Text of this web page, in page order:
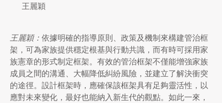
王麗穎
王麗穎： 依據明確的指導原則、政策及機制來構建管治框
架，可為家族提供穩定根基與行動共識，而有時可採用家
族憲章的形式制定框架。有效的管治框架不僅能增強家族
成員之間的溝通、大幅降低糾紛風險，並建立了解決衝突
的途徑。設計框架時，應確保該框架具有足夠靈活性，以
應對未來變化，最好也能納入新生代的觀點。如此一來，